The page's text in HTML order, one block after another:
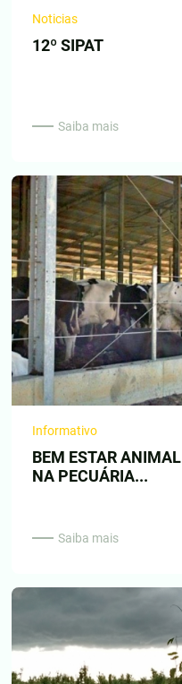
Noticias
12º SIPAT
Saiba mais
Informativo
BEM ESTAR ANIMAL
NA PECUÁRIA...
Saiba mais